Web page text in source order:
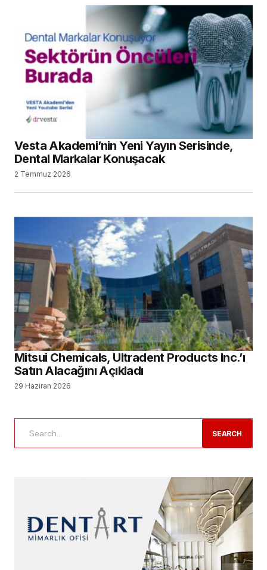
Vesta Akademi’nin Yeni Yayın Serisinde,
Dental Markalar Konuşacak
2 Temmuz 2026
Mitsui Chemicals, Ultradent Products Inc.’ı
Satın Alacağını Açıkladı
29 Haziran 2026
SEARCH